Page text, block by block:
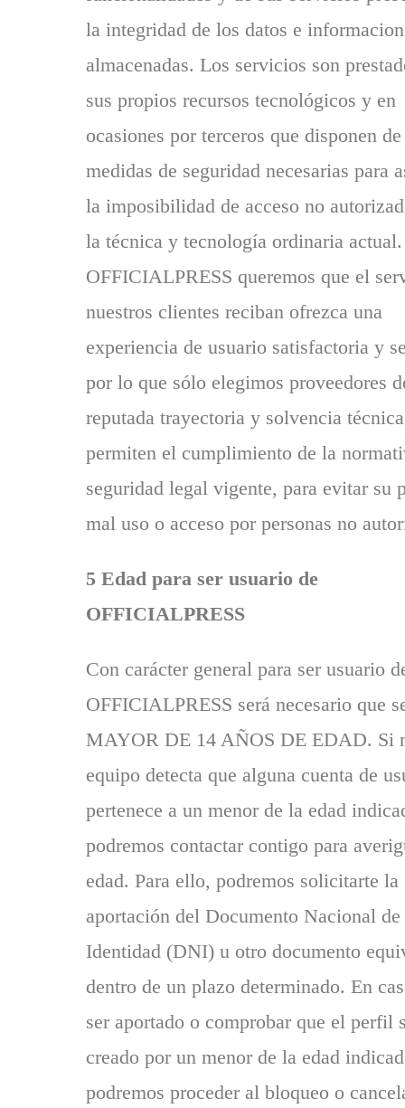
la integridad de los datos e
almacenadas. Los servicios son
sus propios recursos tecnológicos y en
ocasiones por terceros que disponen
medidas de seguridad necesarias para
la imposibilidad de acceso no
la técnica y tecnología ordinaria
OFFICIALPRESS queremos que el
nuestros clientes reciban ofrezca una
experiencia de usuario satisfactoria y
por lo que sólo elegimos proveedores
reputada trayectoria y solvencia
permiten el cumplimiento de la
seguridad legal vigente, para evitar su
mal uso o acceso por personas no
5 Edad para ser usuario de
OFFICIALPRESS
Con carácter general para ser usuario
OFFICIALPRESS será necesario que
MAYOR DE 14 AÑOS DE EDAD. Si
equipo detecta que alguna cuenta de
pertenece a un menor de la edad
podremos contactar contigo para
edad. Para ello, podremos solicitarte la
aportación del Documento Nacional de
Identidad (DNI) u otro documento
dentro de un plazo determinado. En
ser aportado o comprobar que el perfil
creado por un menor de la edad
podremos proceder al bloqueo o